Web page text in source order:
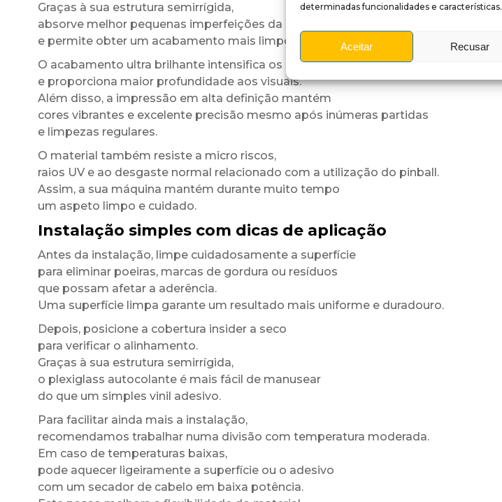
determinadas funcionalidades e características.
Aceitar Recusar
Graças à sua estrutura semirrígida,
absorve melhor pequenas imperfeições da superfície
e permite obter um acabamento mais limpo e uniforme.
O acabamento ultra brilhante intensifica os contrastes
e proporciona maior profundidade aos visuais.
Além disso, a impressão em alta definição mantém
cores vibrantes e excelente precisão mesmo após inúmeras partidas
e limpezas regulares.
O material também resiste a micro riscos,
raios UV e ao desgaste normal relacionado com a utilização do pinball.
Assim, a sua máquina mantém durante muito tempo
um aspeto limpo e cuidado.
Instalação simples com dicas de aplicação
Antes da instalação, limpe cuidadosamente a superfície
para eliminar poeiras, marcas de gordura ou resíduos
que possam afetar a aderência.
Uma superfície limpa garante um resultado mais uniforme e duradouro.
Depois, posicione a cobertura insider a seco
para verificar o alinhamento.
Graças à sua estrutura semirrígida,
o plexiglass autocolante é mais fácil de manusear
do que um simples vinil adesivo.
Para facilitar ainda mais a instalação,
recomendamos trabalhar numa divisão com temperatura moderada.
Em caso de temperaturas baixas,
pode aquecer ligeiramente a superfície ou o adesivo
com um secador de cabelo em baixa potência.